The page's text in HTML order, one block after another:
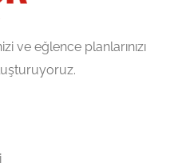
ve eğlence planlarınızı